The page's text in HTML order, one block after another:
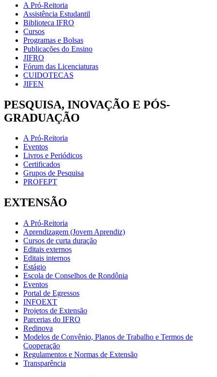
A Pró-Reitoria
Assistência Estudantil
Biblioteca IFRO
Cursos
Programas e Bolsas
Publicações do Ensino
JIFRO
Fórum das Licenciaturas
CUIDOTECAS
JIFEN
PESQUISA, INOVAÇÃO E PÓS-
GRADUAÇÃO
A Pró-Reitoria
Eventos
Livros e Periódicos
Certificados
Grupos de Pesquisa
PROFEPT
EXTENSÃO
A Pró-Reitoria
Aprendizagem (Jovem Aprendiz)
Cursos de curta duração
Editais externos
Editais internos
Estágio
Escola de Conselhos de Rondônia
Eventos
Portal de Egressos
INFOEXT
Projetos de Extensão
Parcerias do IFRO
Redinova
Modelos de Convênio, Planos de Trabalho e Termos de
Cooperação
Regulamentos e Normas de Extensão
Transparência